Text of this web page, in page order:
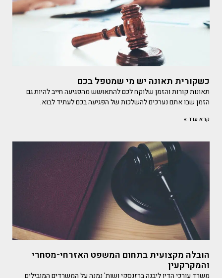
כשקורית תאונה יש מי שמטפל בכם
תאונות קורות והזמן שלוקח לכם להתאושש מהפגיעה חייב להיות גם
הזמן שבו אתם נערכים להשלכות של הפגיעה בכם לעתיד לבוא.
קרא עוד »
הובלה מקצועית בתחום המשפט האזרחי-מסחרי
והמקרקעין
משרד עורכי הדין ליבנה ברזנסקי ושות' נמנה על המשרדים המובילים